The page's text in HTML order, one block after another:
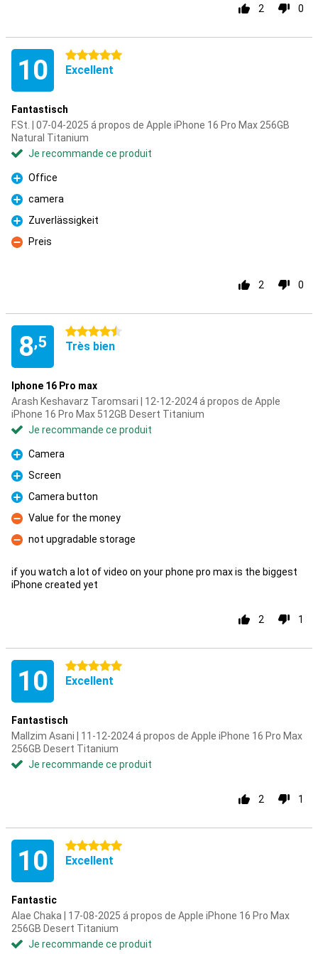
2 0
10 5 étoiles
Excellent
Fantastisch
F.St. | 07-04-2025 á propos de Apple iPhone 16 Pro Max 256GB
Natural Titanium
Je recommande ce produit
Pour
Office
Pour
camera
Pour
Zuverlässigkeit
Contre
Preis
2 0
8,5
4.5 étoiles
Très bien
Iphone 16 Pro max
Arash Keshavarz Taromsari | 12-12-2024 á propos de Apple
iPhone 16 Pro Max 512GB Desert Titanium
Je recommande ce produit
Pour
Camera
Pour
Screen
Pour
Camera button
Contre
Value for the money
Contre
not upgradable storage
if you watch a lot of video on your phone pro max is the biggest
iPhone created yet
2 1
10 5 étoiles
Excellent
Fantastisch
Mallzim Asani | 11-12-2024 á propos de Apple iPhone 16 Pro Max
256GB Desert Titanium
Je recommande ce produit
2 1
10 5 étoiles
Excellent
Fantastic
Alae Chaka | 17-08-2025 á propos de Apple iPhone 16 Pro Max
256GB Desert Titanium
Je recommande ce produit